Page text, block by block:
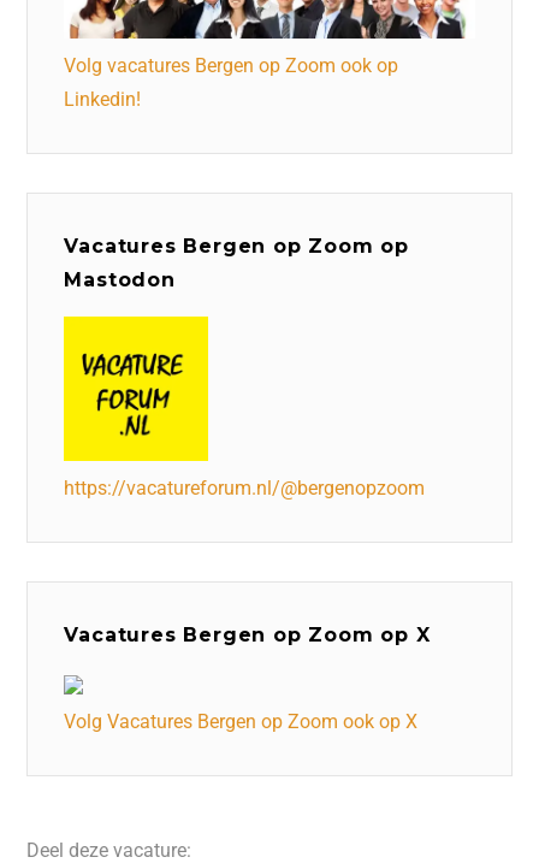
Volg vacatures Bergen op Zoom ook op
Linkedin!
Vacatures Bergen op Zoom op
Mastodon
https://vacatureforum.nl/@bergenopzoom
Vacatures Bergen op Zoom op X
Volg Vacatures Bergen op Zoom ook op X
Deel deze vacature: